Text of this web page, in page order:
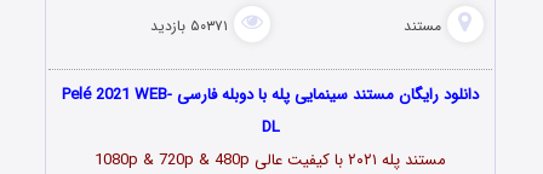
مستند ۵۰۳۷۱ بازدید
دانلود رایگان مستند سینمایی پله با دوبله فارسی Pelé 2021 WEB-
DL
مستند پله ۲۰۲۱ با کیفیت عالی 1080p & 720p & 480p